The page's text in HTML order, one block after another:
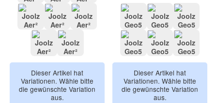
hazel browndark navy bluesandy taupe
sage greenspace blackforest green
Dieser Artikel hat
Variationen. Wähle bitte
die gewünschte Variation
aus.
hazel browndark navy blue
Dieser Artikel hat
Variationen. Wähle bitte
die gewünschte Variation
aus.